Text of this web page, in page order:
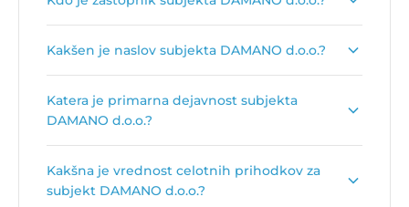
d.o.o..
Kakšen je naslov subjekta DAMANO d.o.o.?
1211 Ljubljana - Šmartno.
Katera je primarna dejavnost subjekta
DAMANO d.o.o.?
Dejavnost oglaševalskih agencij.
Kakšna je vrednost celotnih prihodkov za
subjekt DAMANO d.o.o.?